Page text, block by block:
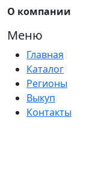
О компании
Меню
Главная
Каталог
Регионы
Выкуп
Контакты